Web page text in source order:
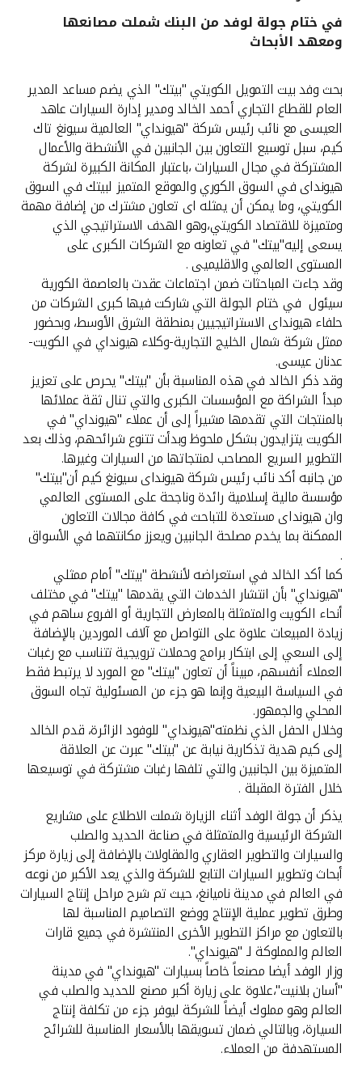
القنوات المصرفية
خدمات ما بعد البيع
اتصل بنا
مواقع الفروع وأجهزة الصرف الآلي
ألمانيا
ماليزيا
تركيا
مصر
المملكة المتحدة
مملكة البحرين
في ختام جولة لوفد من البنك شملت مصانعها
ومعهد الأبحاث
بحث وفد بيت التمويل الكويتي "بيتك" الذي يضم مساعد المدير
العام للقطاع التجاري أحمد الخالد ومدير إدارة السيارات عاهد
العيسى مع نائب رئيس شركة "هيونداي" العالمية سيونغ تاك
كيم، سبل توسيع التعاون بين الجانبين في الأنشطة والأعمال
المشتركة في مجال السيارات ،باعتبار المكانة الكبيرة لشركة
هيونداى في السوق الكوري والموقع المتميز لبيتك في السوق
الكويتي، وما يمكن أن يمثله اى تعاون مشترك من إضافة مهمة
ومتميزة للاقتصاد الكويتي،وهو الهدف الاستراتيجي الذي
يسعى إليه"بيتك" في تعاونه مع الشركات الكبرى على
المستوى العالمي والاقليميى .
وقد جاءت المباحثات ضمن اجتماعات عقدت بالعاصمة الكورية
سيئول في ختام الجولة التي شاركت فيها كبرى الشركات من
حلفاء هيونداى الاستراتيجيين بمنطقة الشرق الأوسط، وبحضور
ممثل شركة شمال الخليج التجارية-وكلاء هيونداي في الكويت-
عدنان عيسى.
وقد ذكر الخالد في هذه المناسبة بأن "بيتك" يحرص على تعزيز
مبدأ الشراكة مع المؤسسات الكبرى والتي تنال ثقة عملائها
بالمنتجات التي تقدمها مشيراً إلى أن عملاء "هيونداي" في
الكويت يتزايدون بشكل ملحوظ وبدأت تتنوع شرائحهم، وذلك بعد
التطوير السريع المصاحب لمنتجاتها من السيارات وغيرها.
من جانبه أكد نائب رئيس شركة هيونداى سيونغ كيم أن"بيتك"
مؤسسة مالية إسلامية رائدة وناجحة على المستوى العالمي
وان هيونداى مستعدة للتباحث في كافة مجالات التعاون
الممكنة بما يخدم مصلحة الجانبين ويعزز مكانتهما في الأسواق
.
كما أكد الخالد في استعراضه لأنشطة "بيتك" أمام ممثلي
"هيونداي" بأن انتشار الخدمات التي يقدمها "بيتك" في مختلف
أنحاء الكويت والمتمثلة بالمعارض التجارية أو الفروع ساهم في
زيادة المبيعات علاوة على التواصل مع آلاف الموردين بالإضافة
إلى السعي إلى ابتكار برامج وحملات ترويجية تتناسب مع رغبات
العملاء أنفسهم، مبيناً أن تعاون "بيتك" مع المورد لا يرتبط فقط
في السياسة البيعية وإنما هو جزء من المسئولية تجاه السوق
المحلي والجمهور.
وخلال الحفل الذي نظمته"هيونداي" للوفود الزائرة، قدم الخالد
إلى كيم هدية تذكارية نيابة عن "بيتك" عبرت عن العلاقة
المتميزة بين الجانبين والتي تلفها رغبات مشتركة في توسيعها
خلال الفترة المقبلة .
يذكر أن جولة الوفد أثناء الزيارة شملت الاطلاع على مشاريع
الشركة الرئيسية والمتمثلة في صناعة الحديد والصلب
والسيارات والتطوير العقاري والمقاولات بالإضافة إلى زيارة مركز
أبحاث وتطوير السيارات التابع للشركة والذي يعد الأكبر من نوعه
في العالم في مدينة ناميانغ، حيث تم شرح مراحل إنتاج السيارات
وطرق تطوير عملية الإنتاج ووضع التصاميم المناسبة لها
بالتعاون مع مراكز التطوير الأخرى المنتشرة في جميع قارات
العالم والمملوكة لـ "هيونداي".
وزار الوفد أيضا مصنعاً خاصاً بسيارات "هيونداي" في مدينة
"أسان بلانيت"،علاوة على زيارة أكبر مصنع للحديد والصلب في
العالم وهو مملوك أيضاً للشركة ليوفر جزء من تكلفة إنتاج
السيارة، وبالتالي ضمان تسويقها بالأسعار المناسبة للشرائح
المستهدفة من العملاء.